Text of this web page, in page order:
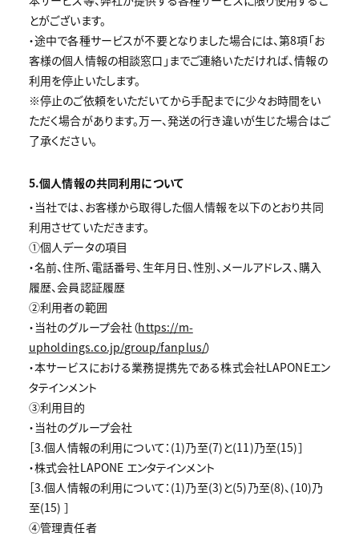
とがございます。
・途中で各種サービスが不要となりました場合には、第8項「お
客様の個人情報の相談窓口」までご連絡いただければ、情報の
利用を停止いたします。
※停止のご依頼をいただいてから手配までに少々お時間をい
ただく場合があります。万一、発送の行き違いが生じた場合はご
了承ください。
5.個人情報の共同利用について
・当社では、お客様から取得した個人情報を以下のとおり共同
利用させていただきます。
①個人データの項目
・名前、住所、電話番号、生年月日、性別、メールアドレス、購入
履歴、会員認証履歴
②利用者の範囲
・当社のグループ会社（https://m-
upholdings.co.jp/group/fanplus/）
・本サービスにおける業務提携先である株式会社LAPONEエン
タテインメント
③利用目的
・当社のグループ会社
［3.個人情報の利用について：(1)乃至(7)と(11)乃至(15)］
・株式会社LAPONE エンタテインメント
［3.個人情報の利用について：(1)乃至(3)と(5)乃至(8)、(10)乃
至(15) ］
④管理責任者